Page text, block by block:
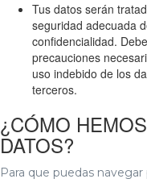
Tus datos serán
seguridad adecuada
confidencialidad.
precauciones
uso indebido de los
terceros.
¿CÓMO
DATOS?
Para que puedas